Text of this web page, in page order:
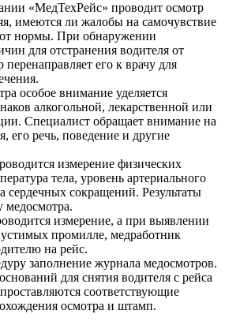
«МедТехРейс» проводит осмотр
имеются ли жалобы на самочувствие
нормы. При обнаружении
для отстранения водителя от
его к врачу для
особое внимание уделяется
алкогольной, лекарственной или
Специалист обращает внимание на
его речь, поведение и другие
измерение физических
тела, уровень артериального
сердечных сокращений. Результаты
медосмотра.
измерение, а при выявлении
промилле, медработник
на рейс.
заполнение журнала медосмотров.
для снятия водителя с рейса
соответствующие
осмотра и штамп.